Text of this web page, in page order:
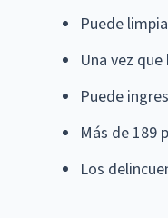
Puede
Una vez
Puede
Más de 189
Los